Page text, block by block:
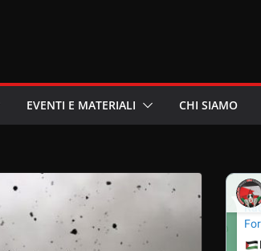
EVENTI E MATERIALI CHI SIAMO